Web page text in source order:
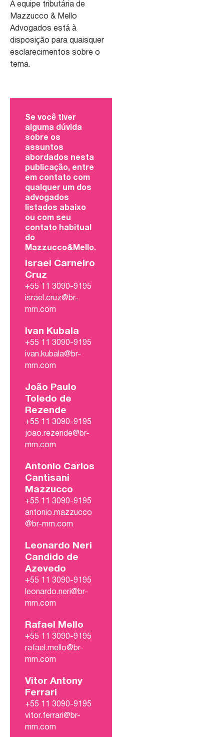
A equipe tributária de
Mazzucco & Mello
Advogados está à
disposição para quaisquer
esclarecimentos sobre o
tema.
Se você tiver
alguma dúvida
sobre os
assuntos
abordados nesta
publicação, entre
em contato com
qualquer um dos
advogados
listados abaixo
ou com seu
contato habitual
do
Mazzucco&Mello.
Israel Carneiro
Cruz
+55 11 3090-9195
israel.cruz@br-
mm.com
Ivan Kubala
+55 11 3090-9195
ivan.kubala@br-
mm.com
João Paulo
Toledo de
Rezende
+55 11 3090-9195
joao.rezende@br-
mm.com
Antonio Carlos
Cantisani
Mazzucco
+55 11 3090-9195
antonio.mazzucco
@br-mm.com
Leonardo Neri
Candido de
Azevedo
+55 11 3090-9195
leonardo.neri@br-
mm.com
Rafael Mello
+55 11 3090-9195
rafael.mello@br-
mm.com
Vitor Antony
Ferrari
+55 11 3090-9195
vitor.ferrari@br-
mm.com